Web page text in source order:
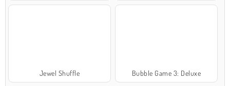
Jewel Shuffle Bubble Game 3: Deluxe